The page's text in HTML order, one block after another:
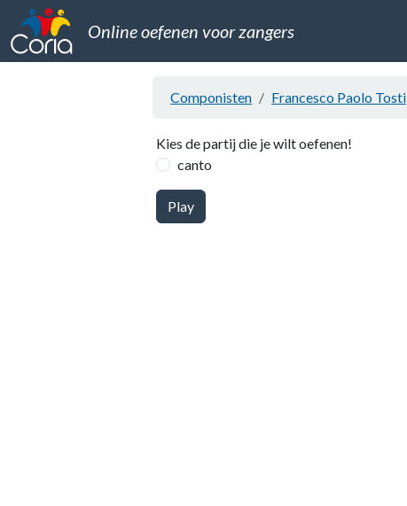
Online oefenen voor zangers
Componisten Francesco Paolo Tosti
Kies de partij die je wilt oefenen!
canto
Play